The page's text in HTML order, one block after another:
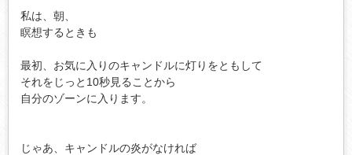
私は、朝、
瞑想するときも
最初、お気に入りのキャンドルに灯りをともして
それをじっと10秒見ることから
自分のゾーンに入ります。
じゃあ、キャンドルの炎がなければ